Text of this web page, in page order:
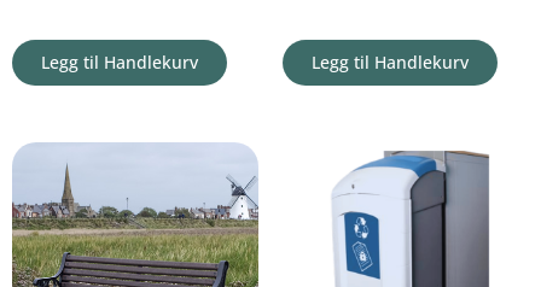
Legg til Handlekurv Legg til Handlekurv